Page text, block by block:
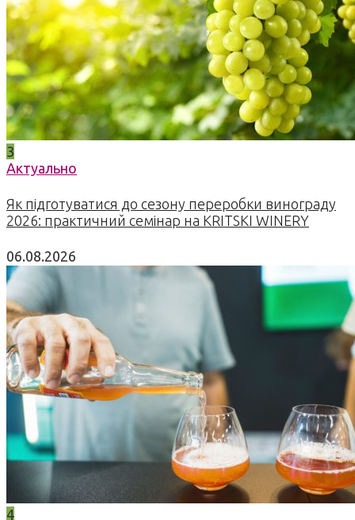
3
Актуально
Як підготуватися до сезону переробки винограду
2026: практичний семінар на KRITSKI WINERY
06.08.2026
4